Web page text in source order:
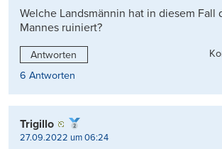
Welche Landsmännin hat in diesem Fall
Mannes ruiniert?
Antworten
6 Antworten
Trigillo
27.09.2022 um 06:24